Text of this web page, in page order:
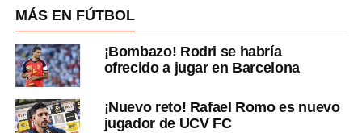
MÁS EN FÚTBOL
¡Bombazo! Rodri se habría
ofrecido a jugar en Barcelona
¡Nuevo reto! Rafael Romo es nuevo
jugador de UCV FC